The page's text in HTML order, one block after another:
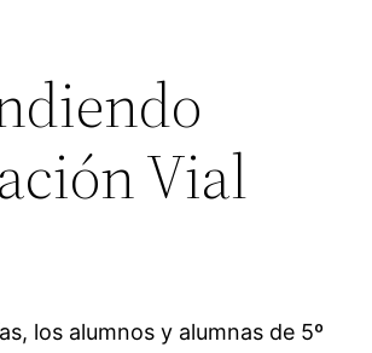
Vial
los alumnos y alumnas de 5º